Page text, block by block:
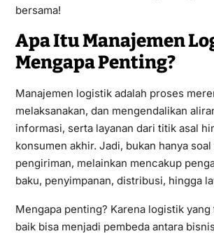
bersama!
Apa Itu Manajemen
Mengapa Penting?
Manajemen logistik adalah proses
melaksanakan, dan mengendalikan
informasi, serta layanan dari titik asal
konsumen akhir. Jadi, bukan hanya
pengiriman, melainkan mencakup
baku, penyimpanan, distribusi, hingga
Mengapa penting? Karena logistik
baik bisa menjadi pembeda antara